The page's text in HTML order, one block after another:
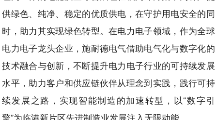
供绿色、纯净、稳定的优质供电，在守护用电安全的同
时，助力其实现绿色转型。在电力电子领域，作为全球
电力电子龙头企业，施耐德电气借助电气化与数字化的
技术融合与创新，不断提升电力电子行业的可持续发展
水平，助力客户和供应链伙伴从理念到实践，践行可持
续发展之路，实现智能制造的加速转型，以“数字引
擎”为临港新片区先进制造业发展注入无限动能。